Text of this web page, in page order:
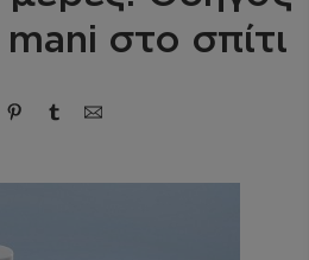
στο σπίτι
share via facebook
share via pinterest
share via tumblr